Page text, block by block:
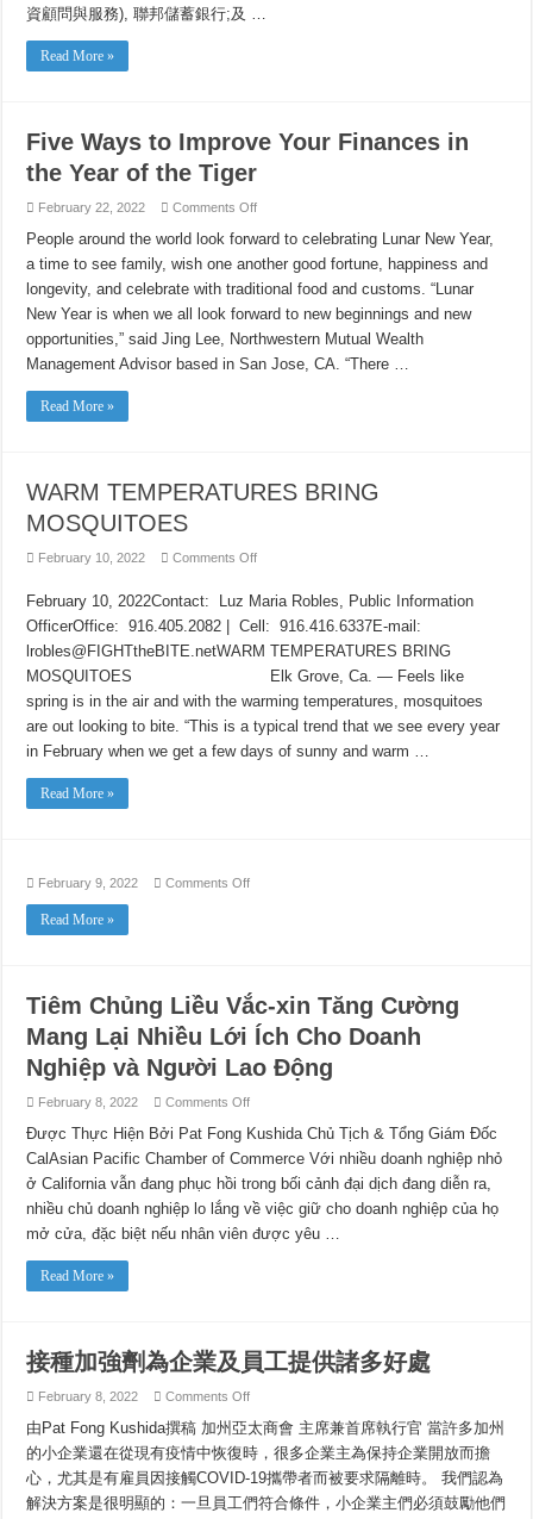
資顧問與服務), 聯邦儲蓄銀行;及 …
Read More »
Five Ways to Improve Your Finances in
the Year of the Tiger
February 22, 2022 Comments Offon
Ways
to
Improve
Finances
the
Year
of
the
People around the world look forward to celebrating Lunar New Year,
a time to see family, wish one another good fortune, happiness and
longevity, and celebrate with traditional food and customs. “Lunar
New Year is when we all look forward to new beginnings and new
opportunities,” said Jing Lee, Northwestern Mutual Wealth
Management Advisor based in San Jose, CA. “There …
Read More »
WARM TEMPERATURES BRING
MOSQUITOES
February 10, 2022 Comments Offon
BRING
MOSQUITOES
February 10, 2022Contact: Luz Maria Robles, Public Information
OfficerOffice: 916.405.2082 | Cell: 916.416.6337E-mail:
lrobles@FIGHTtheBITE.netWARM TEMPERATURES BRING
MOSQUITOES Elk Grove, Ca. — Feels like
spring is in the air and with the warming temperatures, mosquitoes
are out looking to bite. “This is a typical trend that we see every year
in February when we get a few days of sunny and warm …
Read More »
February 9, 2022 Comments Offon
Read More »
Tiêm Chủng Liều Vắc-xin Tăng Cường
Mang Lại Nhiều Lới Ích Cho Doanh
Nghiệp và Người Lao Động
February 8, 2022 Comments Offon
Chủng
Liều
Vắc-
Tăng
Cường
Mang
Lại
Nhiều
Lao
Động
Được Thực Hiện Bởi Pat Fong Kushida Chủ Tịch & Tổng Giám Đốc
CalAsian Pacific Chamber of Commerce Với nhiều doanh nghiệp nhỏ
ở California vẫn đang phục hồi trong bối cảnh đại dịch đang diễn ra,
nhiều chủ doanh nghiệp lo lắng về việc giữ cho doanh nghiệp của họ
mở cửa, đặc biệt nếu nhân viên được yêu …
Read More »
接種加強劑為企業及員工提供諸多好處
February 8, 2022 Comments Offon
種
加
強
劑
為
由Pat Fong Kushida撰稿 加州亞太商會 主席兼首席執行官 當許多加州
的小企業還在從現有疫情中恢復時，很多企業主為保持企業開放而擔
心，尤其是有雇員因接觸COVID-19攜帶者而被要求隔離時。 我們認為
解決方案是很明顯的：一旦員工們符合條件，小企業主們必須鼓勵他們